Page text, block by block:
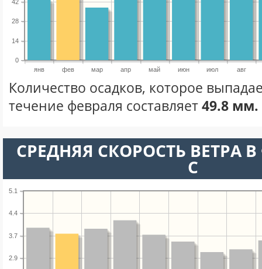
янв фев мар апр май июн июл авг
0
14
28
42
Количество осадков, которое
течение февраля составляет49.8 мм.
СРЕДНЯЯ СКОРОСТЬ ВЕТРА
С
2.9
3.7
4.4
5.1